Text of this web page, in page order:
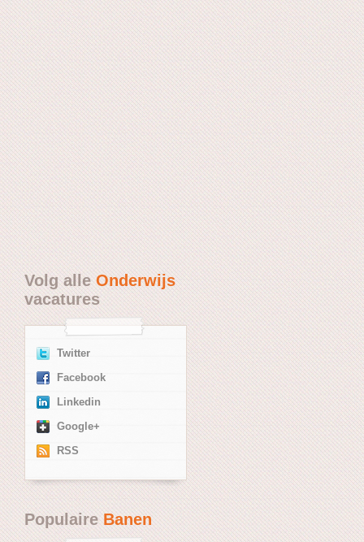
Volg alle Onderwijs
vacatures
Twitter
Facebook
Linkedin
Google+
RSS
PopulaireBanen